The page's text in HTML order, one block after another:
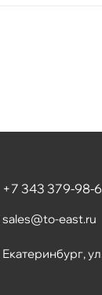
+7 343 379-98-
sales@to-east.ru
Екатеринбург,